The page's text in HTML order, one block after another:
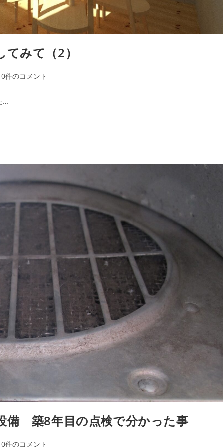
みて（2）
0件のコメント
…
備 築8年目の点検で分かった事
0件のコメント